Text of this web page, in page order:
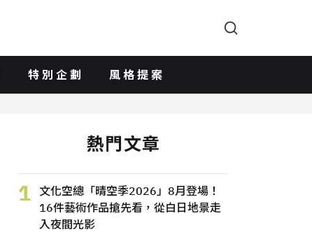
特別企劃 風格提案
熱門文章
1
文化空總「晴空季2026」8月登場！
16件藝術作品搶先看，從白日地景走
入夜間光影